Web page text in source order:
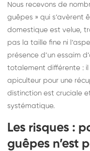
Nous recevons de
guêpes » qui s’avèrent
domestique est velue,
pas la taille fine ni
présence d’un essaim
totalement différente :
apiculteur pour une
distinction est cruciale
systématique.
Les risques :
guêpes n’est